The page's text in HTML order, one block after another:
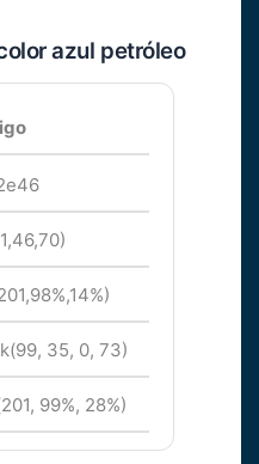
azul petróleo
35, 0, 73)
99%, 28%)